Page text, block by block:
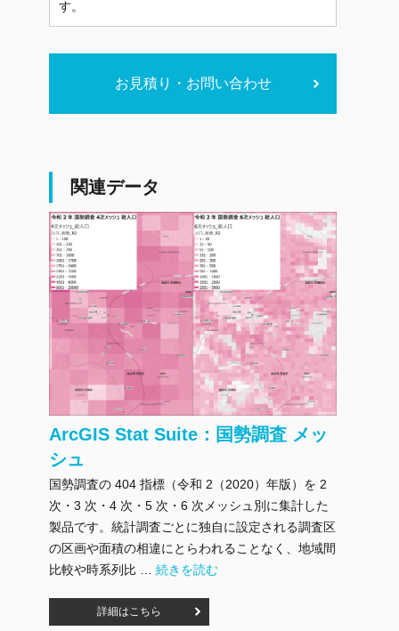
す。
お見積り・お問い合わせ
関連データ
ArcGIS Stat Suite：国勢調査 メッ
シュ
国勢調査の 404 指標（令和 2（2020）年版）を 2
次・3 次・4 次・5 次・6 次メッシュ別に集計した
製品です。統計調査ごとに独自に設定される調査区
の区画や面積の相違にとらわれることなく、地域間
比較や時系列比 … "ArcGIS Stat Suite：国勢調査 メッシュ" の
続きを読む
詳細はこちら